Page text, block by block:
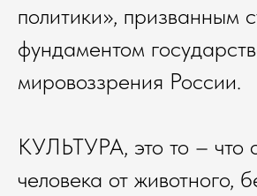
политики», призванным
фундаментом
мировоззрения России.
КУЛЬТУРА, это то – что
человека от животного,